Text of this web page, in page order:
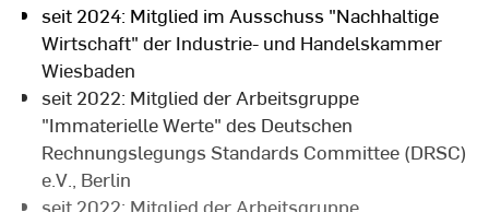
seit 2024: Mitglied im Ausschuss "Nachhaltige
Wirtschaft" der Industrie- und Handelskammer
Wiesbaden
seit 2022: Mitglied der Arbeitsgruppe
"Immaterielle Werte" des Deutschen
Rechnungslegungs Standards Committee (DRSC)
e.V., Berlin
seit 2022: Mitglied der Arbeitsgruppe